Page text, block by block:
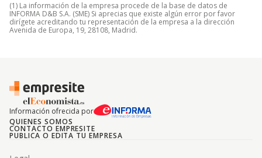
(1) La información de la empresa procede de la base de datos de
INFORMA D&B S.A. (SME) Si aprecias que existe algún error por favor
dirígete acreditando tu representación de la empresa a la dirección
Avenida de Europa, 19, 28108, Madrid.
Información ofrecida por
QUIENES SOMOS
CONTACTO EMPRESITE
PUBLICA O EDITA TU EMPRESA